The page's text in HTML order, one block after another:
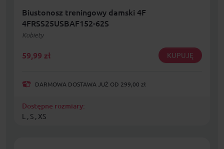
Biustonosz treningowy damski 4F
4FRSS25USBAF152-62S
Kobiety
59,99 zł KUPUJĘ
DARMOWA DOSTAWA JUŻ OD 299,00 zł
Dostępne rozmiary:
L , S , XS